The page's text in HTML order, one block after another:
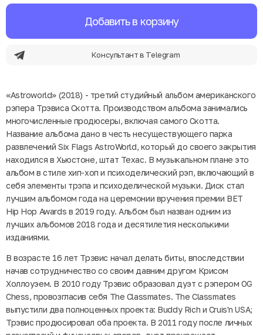
Добавить в корзину
Консультант в Telegram
«Astroworld» (2018) - третий студийный альбом американского
рэпера Трэвиса Скотта. Производством альбома занимались
многочисленные продюсеры, включая самого Скотта.
Название альбома дано в честь несуществующего парка
развлечений Six Flags AstroWorld, который до своего закрытия
находился в Хьюстоне, штат Техас. В музыкальном плане это
альбом в стиле хип-хоп и психоделический рэп, включающий в
себя элементы трэпа и психоделической музыки. Диск стал
лучшим альбомом года на церемонии вручения премии BET
Hip Hop Awards в 2019 году. Альбом был назван одним из
лучших альбомов 2018 года и десятилетия несколькими
изданиями.
В возрасте 16 лет Трэвис начал делать биты, впоследствии
начав сотрудничество со своим давним другом Крисом
Холлоуэем. В 2010 году Трэвис образовал дуэт с рэпером OG
Chess, провозгласив себя The Classmates. The Classmates
выпустили два полноценных проекта: Buddy Rich и Cruis'n USA;
Трэвис продюсировал оба проекта. В 2011 году после личных